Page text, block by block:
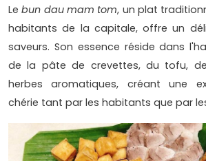
Lebun dau mam tom, un plat
habitants de la capitale, offre un
saveurs. Son essence réside dans
de la pâte de crevettes, du tofu,
herbes aromatiques, créant une
chérie tant par les habitants que par